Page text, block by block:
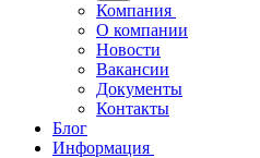
Компания
О компании
Новости
Вакансии
Документы
Контакты
Блог
Информация